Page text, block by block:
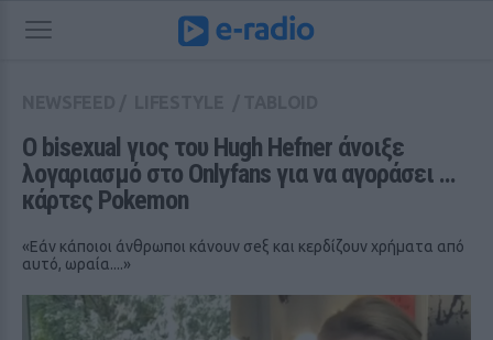
Ο bisexual γιος του Hugh Hefner άνοιξε
λογαριασμό στο Onlyfans για να αγοράσει ...
κάρτες Pokemon
«Εάν κάποιοι άνθρωποι κάνουν σeξ και κερδίζουν χρήματα από
αυτό, ωραία....»